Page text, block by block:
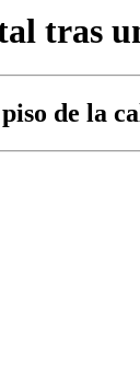
tras
de la